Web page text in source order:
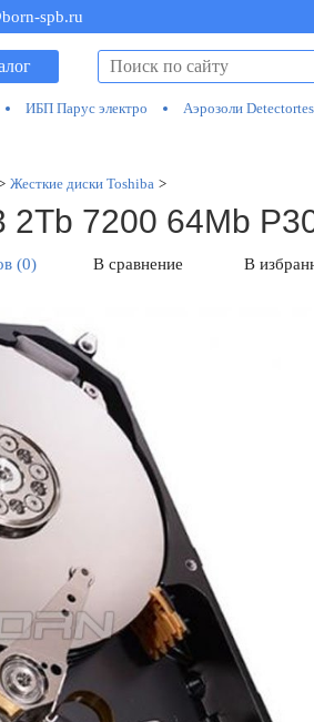
spb.ru
ИБП Парус электро Аэрозоли
Жесткие диски Toshiba >
2Tb 7200 64Mb
(0) В сравнение В